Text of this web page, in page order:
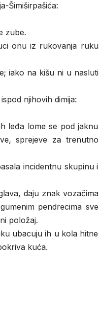
Šimiširpašića:
zube.
onu iz rukovanja ruku
iako na kišu ni u nasluti
njihovih dimija:
leđa lome se pod jaknu
sprejeve za trenutno
incidentnu skupinu i
daju znak vozačima
pendrecima sve
položaj.
ubacuju ih u kola hitne
kuća.